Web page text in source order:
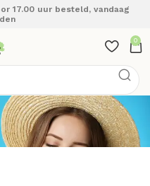
17.00 uur besteld, vandaag
0